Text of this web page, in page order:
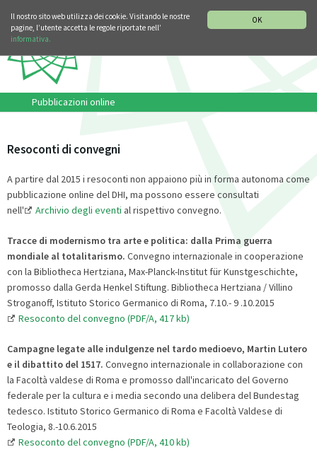
OK
Il nostro sito web utilizza dei cookie. Visitando le nostre
pagine, l’utente accetta le regole riportate nell’
informativa.
Pubblicazioni online
Resoconti di convegni
A partire dal 2015 i resoconti non appaiono più in forma autonoma come
pubblicazione online del DHI, ma possono essere consultati
nell'
Archivio degli eventi al rispettivo convegno.
Tracce di modernismo tra arte e politica: dalla Prima guerra
mondiale al totalitarismo. Convegno internazionale in cooperazione
con la Bibliotheca Hertziana, Max-Planck-Institut für Kunstgeschichte,
promosso dalla Gerda Henkel Stiftung. Bibliotheca Hertziana / Villino
Stroganoff, Istituto Storico Germanico di Roma, 7.10.- 9 .10.2015
Resoconto del convegno (PDF/A, 417 kb)
Campagne legate alle indulgenze nel tardo medioevo, Martin Lutero
e il dibattito del 1517. Convegno internazionale in collaborazione con
la Facoltà valdese di Roma e promosso dall'incaricato del Governo
federale per la cultura e i media secondo una delibera del Bundestag
tedesco. Istituto Storico Germanico di Roma e Facoltà Valdese di
Teologia, 8.-10.6.2015
Resoconto del convegno (PDF/A, 410 kb)